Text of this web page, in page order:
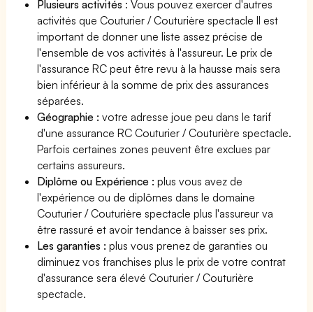
Plusieurs activités : Vous pouvez exercer d'autres
activités que Couturier / Couturière spectacle Il est
important de donner une liste assez précise de
l'ensemble de vos activités à l'assureur. Le prix de
l'assurance RC peut être revu à la hausse mais sera
bien inférieur à la somme de prix des assurances
séparées.
Géographie :votre adresse joue peu dans le tarif
d'une assurance RC Couturier / Couturière spectacle.
Parfois certaines zones peuvent être exclues par
certains assureurs.
Diplôme ou Expérience :plus vous avez de
l'expérience ou de diplômes dans le domaine
Couturier / Couturière spectacle plus l'assureur va
être rassuré et avoir tendance à baisser ses prix.
Les garanties :plus vous prenez de garanties ou
diminuez vos franchises plus le prix de votre contrat
d'assurance sera élevé Couturier / Couturière
spectacle.